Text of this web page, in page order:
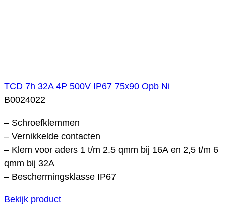
TCD 7h 32A 4P 500V IP67 75x90 Opb Ni
B0024022
– Schroefklemmen
– Vernikkelde contacten
– Klem voor aders 1 t/m 2.5 qmm bij 16A en 2,5 t/m 6
qmm bij 32A
– Beschermingsklasse IP67
Bekijk product